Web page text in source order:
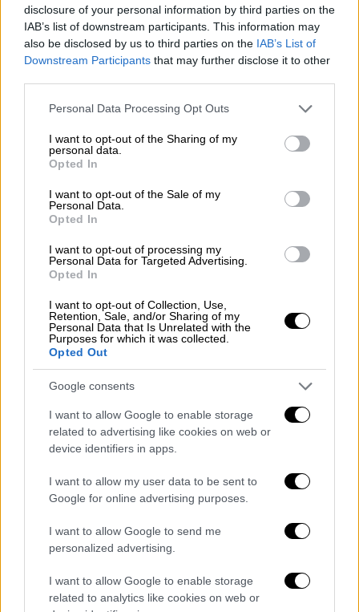
disclosure of your personal information by third parties on the
IAB’s list of downstream participants. This information may
also be disclosed by us to third parties on the IAB’s List of
Downstream Participants that may further disclose it to other
Please note that this website/app uses one or more Google
not limited to your visit or usage behaviour. You may click to
grant or deny consent to Google and its third-party tags to
use your data for below specified purposes in below Google
consent section.
Personal Data Processing Opt Outs
I want to opt-out of the Sharing of my
personal data.
Opted In
I want to opt-out of the Sale of my
Personal Data.
Opted In
I want to opt-out of processing my
Personal Data for Targeted Advertising.
Opted In
I want to opt-out of Collection, Use,
Retention, Sale, and/or Sharing of my
Personal Data that Is Unrelated with the
Purposes for which it was collected.
Opted Out
Google consents
I want to allow Google to enable storage
related to advertising like cookies on web or
device identifiers in apps.
I want to allow my user data to be sent to
Google for online advertising purposes.
I want to allow Google to send me
personalized advertising.
I want to allow Google to enable storage
related to analytics like cookies on web or
«Πρόκειται για παρεξήγηση» αναφέρει ο
μουσικοσυνθέτης
Ελλάδα|07.03.2026 06:30
Τι συμβαίνει με το δημοψήφισμα για
ΔΕΘ: «Συνεχίζεται η διαδικασία» λέει ο
δήμος - «Παρανομεί» απαντά
οργανωτική επιτροπή
Τι λένε στο ethnos.gr ο πρόεδρος του
Δημοτικού Συμβουλίου Θεσσαλονίκης
Σπύρος Βούγιας και το μέλος της
Οργανωτικής Επιτροπής Νίκος Φωτίου